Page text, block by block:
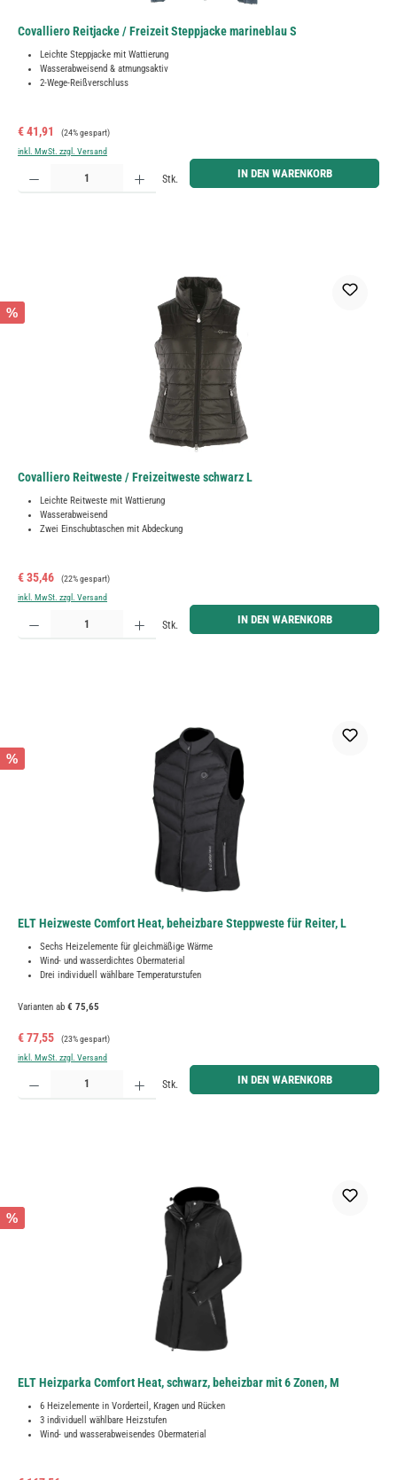
Covalliero Reitjacke / Freizeit Steppjacke marineblau S
Leichte Steppjacke mit Wattierung
Wasserabweisend & atmungsaktiv
2-Wege-Reißverschluss
Verkaufspreis:
€ 41,91 Regulärer Preis:
(24% gespart)
inkl. MwSt. zzgl. Versand
Produkt Anzahl: Gib den gewünschten Wert ein oder benutze die Schaltflächen um die Anzahl zu
Stk. IN DEN WARENKORB
%
Covalliero Reitweste / Freizeitweste schwarz L
Leichte Reitweste mit Wattierung
Wasserabweisend
Zwei Einschubtaschen mit Abdeckung
Verkaufspreis:
€ 35,46 Regulärer Preis:
(22% gespart)
inkl. MwSt. zzgl. Versand
Produkt Anzahl: Gib den gewünschten Wert ein oder benutze die Schaltflächen um die Anzahl zu
Stk. IN DEN WARENKORB
%
ELT Heizweste Comfort Heat, beheizbare Steppweste für Reiter, L
Sechs Heizelemente für gleichmäßige Wärme
Wind- und wasserdichtes Obermaterial
Drei individuell wählbare Temperaturstufen
Varianten ab € 75,65
Verkaufspreis:
€ 77,55 Regulärer Preis:
(23% gespart)
inkl. MwSt. zzgl. Versand
Produkt Anzahl: Gib den gewünschten Wert ein oder benutze die Schaltflächen um die Anzahl zu
Stk. IN DEN WARENKORB
%
ELT Heizparka Comfort Heat, schwarz, beheizbar mit 6 Zonen, M
6 Heizelemente in Vorderteil, Kragen und Rücken
3 individuell wählbare Heizstufen
Wind- und wasserabweisendes Obermaterial